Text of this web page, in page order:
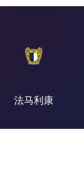
法马利康